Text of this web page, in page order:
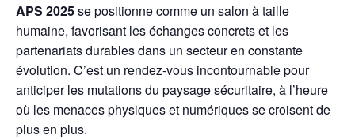
APS 2025se positionne comme un salon à taille
humaine, favorisant les échanges concrets et les
partenariats durables dans un secteur en constante
évolution. C’est un rendez-vous incontournable pour
anticiper les mutations du paysage sécuritaire, à l’heure
où les menaces physiques et numériques se croisent de
plus en plus.